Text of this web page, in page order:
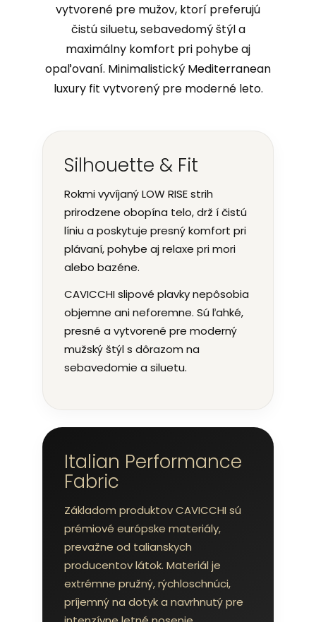
vytvorené pre mužov, ktorí preferujú
čistú siluetu, sebavedomý štýl a
maximálny komfort pri pohybe aj
opaľovaní. Minimalistický Mediterranean
luxury fit vytvorený pre moderné leto.
Silhouette & Fit
Rokmi vyvíjaný LOW RISE strih
prirodzene obopína telo, drž í čistú
líniu a poskytuje presný komfort pri
plávaní, pohybe aj relaxe pri mori
alebo bazéne.
CAVICCHI slipové plavky nepôsobia
objemne ani neforemne. Sú ľahké,
presné a vytvorené pre moderný
mužský štýl s dôrazom na
sebavedomie a siluetu.
Italian Performance
Fabric
Základom produktov CAVICCHI sú
prémiové európske materiály,
prevažne od talianskych
producentov látok. Materiál je
extrémne pružný, rýchloschnúci,
príjemný na dotyk a navrhnutý pre